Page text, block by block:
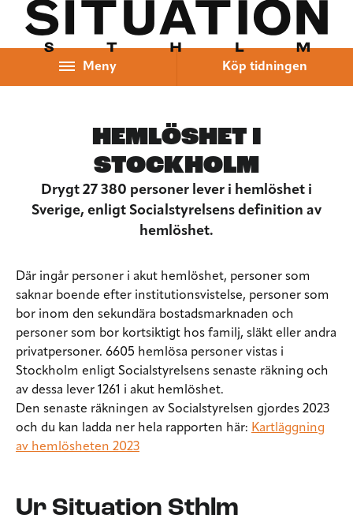
Hoppa till innehåll
Meny Köp tidningen
HEMLÖSHET I
STOCKHOLM
Drygt 27 380 personer lever i hemlöshet i
Sverige, enligt Socialstyrelsens definition av
hemlöshet.
Där ingår personer i akut hemlöshet, personer som
saknar boende efter institutionsvistelse, personer som
bor inom den sekundära bostadsmarknaden och
personer som bor kortsiktigt hos familj, släkt eller andra
privatpersoner. 6605 hemlösa personer vistas i
Stockholm enligt Socialstyrelsens senaste räkning och
av dessa lever 1261 i akut hemlöshet.
Den senaste räkningen av Socialstyrelsen gjordes 2023
och du kan ladda ner hela rapporten här: Kartläggning
av hemlösheten 2023
Ur Situation Sthlm